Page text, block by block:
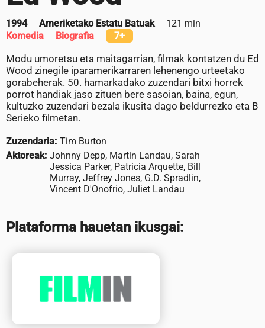
1994 Ameriketako Estatu Batuak
121 min
Komedia
Biografia 7+
Modu umoretsu eta maitagarrian, filmak kontatzen du Ed
Wood zinegile iparamerikarraren lehenengo urteetako
gorabeherak. 50. hamarkadako zuzendari bitxi horrek
porrot handiak jaso zituen bere sasoian, baina, egun,
kultuzko zuzendari bezala ikusita dago beldurrezko eta B
Serieko filmetan.
Zuzendaria: Tim Burton
Aktoreak: Johnny Depp, Martin Landau, Sarah
Jessica Parker, Patricia Arquette, Bill
Murray, Jeffrey Jones, G.D. Spradlin,
Vincent D'Onofrio, Juliet Landau
Plataforma hauetan ikusgai: